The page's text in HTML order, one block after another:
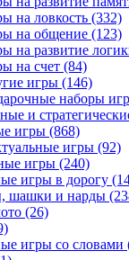
на ловкость (332)
на общение (123)
на развитие
на счет (84)
игры (146)
наборы игр
и
игры (868)
игры (92)
игры (240)
игры в дорогу
шашки и нарды
(26)
игры со словами